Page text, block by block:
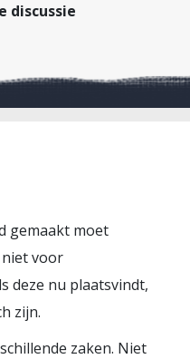
discussie
gemaakt moet
voor
deze nu plaatsvindt,
zijn.
zaken. Niet